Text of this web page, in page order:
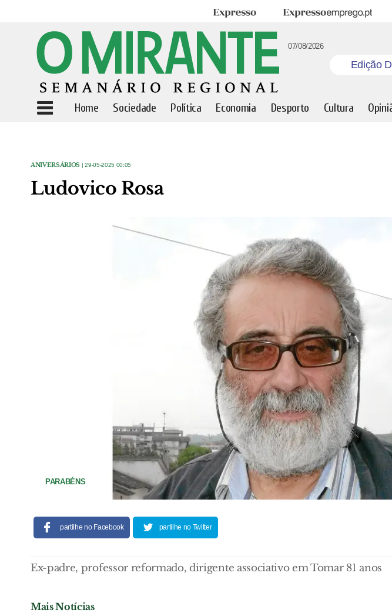
Expresso Expresso Emprego
07/08/2026
Edição
Home Sociedade Política Economia Desporto Cultura
ANIVERSÁRIOS | 29-05-2025 00:05
Ludovico Rosa
PARABÉNS
partilhe no Facebook partilhe no Twitter
Ex-padre, professor reformado, dirigente associativo em Tomar 81 anos
Mais Notícias